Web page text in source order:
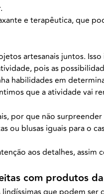
e terapêutica, que
artesanais juntos.
pois as
habilidades em
que a atividade vai
por que não
ou blusas iguais para o
aos detalhes,
com produtos